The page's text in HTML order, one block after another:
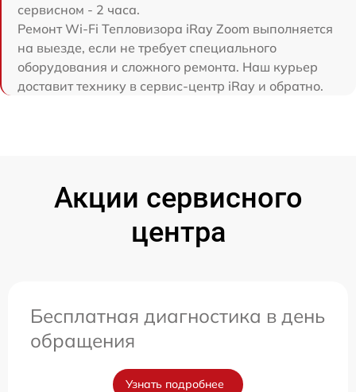
сервисном - 2 часа.
Ремонт Wi-Fi Тепловизора iRay Zoom выполняется
на выезде, если не требует специального
оборудования и сложного ремонта. Наш курьер
доставит технику в сервис-центр iRay и обратно.
Акции сервисного
центра
Бесплатная диагностика в день
обращения
Узнать подробнее